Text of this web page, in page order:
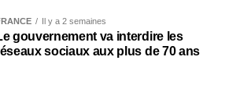
Il y a 2 semaines
gouvernement va interdire les
sociaux aux plus de 70 ans